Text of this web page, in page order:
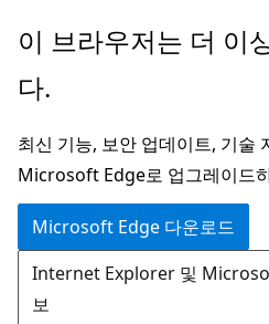
주
콘
츠
로
건
너
뛰
기
이 브라우저는 더 이
다.
최신 기능, 보안 업데이트, 기술
Microsoft Edge로 업그레이드
Microsoft Edge 다운로드
Internet Explorer 및
보